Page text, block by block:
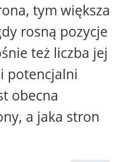
tym większa
rosną pozycje
też liczba jej
potencjalni
obecna
a jaka stron